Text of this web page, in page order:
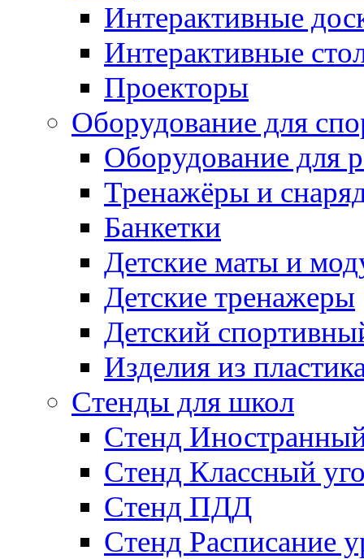
Интерактивные
Интерактивные
Проекторы
Оборудование для
Оборудование для
Тренажёры и
Банкетки
Детские маты и
Детские тренажеры
Детский
Изделия из
Стенды для школ
Стенд
Стенд Классный
Стенд ПДД
Стенд Расписание